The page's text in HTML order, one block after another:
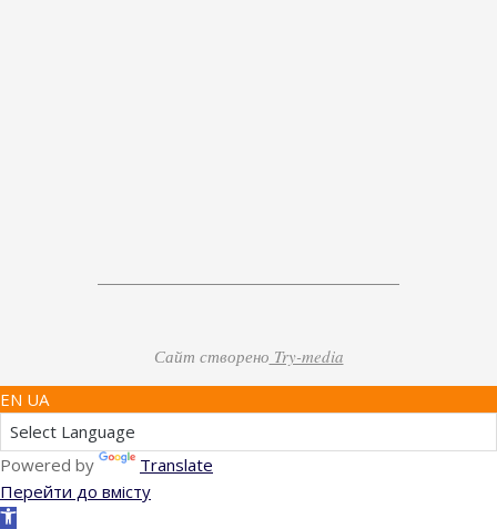
Сайт створено Try-media
EN UA
Powered by
Translate
Перейти до вмісту
Відкрити